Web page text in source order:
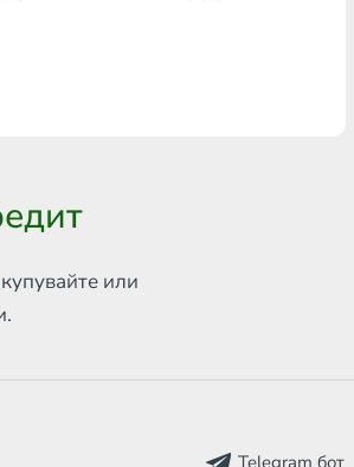
Ethereum
Litecoin
Ripple
купувайте или
Telegram бот